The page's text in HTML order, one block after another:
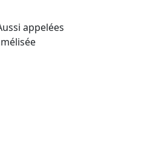
appelées